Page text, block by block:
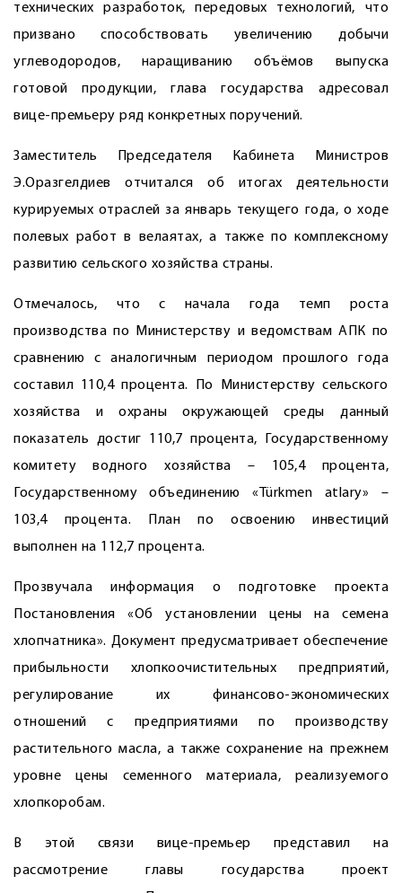
технических разработок, передовых технологий, что
призвано способствовать увеличению добычи
углеводородов, наращиванию объёмов выпуска
готовой продукции, глава государства адресовал
вице-премьеру ряд конкретных поручений.
Заместитель Председателя Кабинета Министров
Э.Оразгелдиев отчитался об итогах деятельности
курируемых отраслей за январь текущего года, о ходе
полевых работ в велаятах, а также по комплексному
развитию сельского хозяйства страны.
Отмечалось, что с начала года темп роста
производства по Министерству и ведомствам АПК по
сравнению с аналогичным периодом прошлого года
составил 110,4 процента. По Министерству сельского
хозяйства и охраны окружающей среды данный
показатель достиг 110,7 процента, Государственному
комитету водного хозяйства – 105,4 процента,
Государственному объединению «Türkmen atlary» –
103,4 процента. План по освоению инвестиций
выполнен на 112,7 процента.
Прозвучала информация о подготовке проекта
Постановления «Об установлении цены на семена
хлопчатника». Документ предусматривает обеспечение
прибыльности хлопкоочистительных предприятий,
регулирование их финансово-экономических
отношений с предприятиями по производству
растительного масла, а также сохранение на прежнем
уровне цены семенного материала, реализуемого
хлопкоробам.
В этой связи вице-премьер представил на
рассмотрение главы государства проект